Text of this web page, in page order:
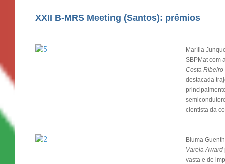
XXII B-MRS Meeting (Santos): prêmios
Marília
SBPMat com
Costa Ribeiro
destacada
cientista da
Bluma
Varela Award
vasta e de